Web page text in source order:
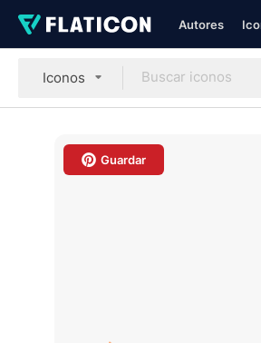
Autores
Iconos
Guardar